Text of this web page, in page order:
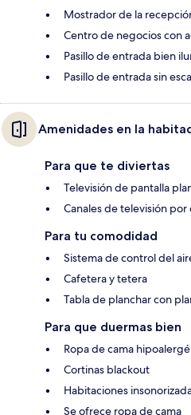
Mostrador de la
Centro de negocios con
Pasillo de entrada bien
Pasillo de entrada sin
Amenidades en la
Para que te diviertas
Televisión de pantalla
Canales de televisión por
Para tu comodidad
Sistema de control del
Cafetera y tetera
Tabla de planchar con
Para que duermas bien
Ropa de cama
Cortinas blackout
Habitaciones
Se ofrece ropa de cama